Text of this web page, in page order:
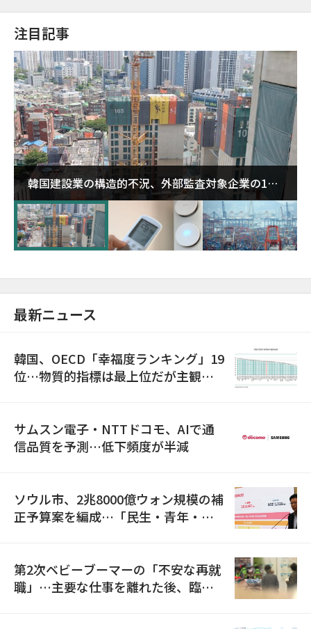
注目記事
韓国建設業の構造的不況、外部監査対象企業の1割
超が「ゾンビ企業」に…5年で2.8倍増
最新ニュース
韓国、OECD「幸福度ランキング」19
位…物質的指標は最上位だが主観的
サムスン電子・NTTドコモ、AIで通
信品質を予測…低下頻度が半減
ソウル市、2兆8000億ウォン規模の補
正予算案を編成…「民生・青年・安
第2次ベビーブーマーの「不安な再就
職」…主要な仕事を離れた後、臨時